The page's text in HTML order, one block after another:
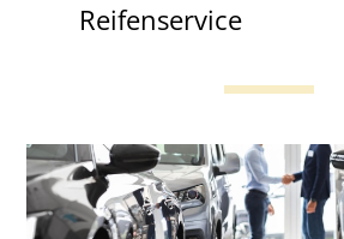
Reifenservice